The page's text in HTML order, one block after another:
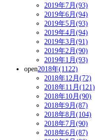
2019年7月(93)
2019年6月(94)
2019年5月(93)
2019年4月(94)
2019年3月(91)
2019年2月(90)
2019年1月(93)
open2018年(1122)
2018年12月(72)
2018年11月(121)
2018年10月(90)
2018年9月(87)
2018年8月(104)
2018年7月(90)
2018年6月(87)